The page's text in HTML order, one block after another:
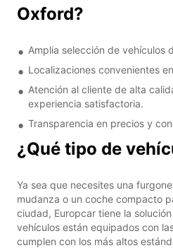
Oxford?
Amplia selección de vehículos
Localizaciones convenientes
Atención al cliente de alta
experiencia satisfactoria.
Transparencia en precios y
¿Qué tipo de
Ya sea que necesites una
mudanza o un coche compacto
ciudad, Europcar tiene la
vehículos están equipados con
cumplen con los más altos